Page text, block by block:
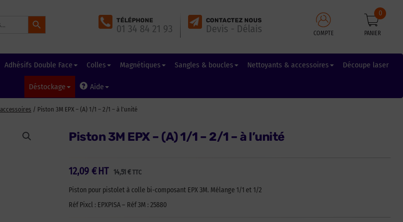
Search Button
TÉLÉPHONE
01 34 84 21 93
CONTACTEZ NOUS
Devis - Délais COMPTE PANIER
0
Adhésifs Double Face Colles Magnétiques Sangles & boucles Nettoyants & accessoires Découpe laser
Déstockage Aide
/ Piston 3M EPX – (A) 1/1 – 2/1 – à l’unité
Piston 3M EPX – (A) 1/1 – 2/1 – à l’unité
12,09 € 14,51 € TTC
HT
Piston pour pistolet à colle bi-composant EPX 3M. Mélange 1/1 et 1/2
Réf Pixcl : EPXPISA – Réf 3M : 25880